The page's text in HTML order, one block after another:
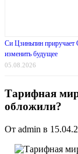
Си Цзиньпин приручает
изменить будущее
05.08.2026
Тарифная
обложили?
От admin в